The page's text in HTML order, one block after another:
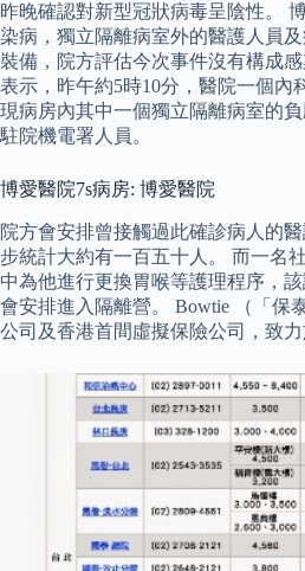
昨晚確認對新型冠狀病毒呈陰性。
染病，獨立隔離病室外的醫護人員
裝備，院方評估今次事件沒有構成
表示，昨午約5時10分，醫院一個內
現病房內其中一個獨立隔離病室的
駐院機電署人員。
博愛醫院7s病房: 博愛醫院
院方會安排曾接觸過此確診病人的
步統計大約有一百五十人。 而一名
中為他進行更換胃喉等護理程序，
會安排進入隔離營。 Bowtie （「保
公司及香港首間虛擬保險公司，致力